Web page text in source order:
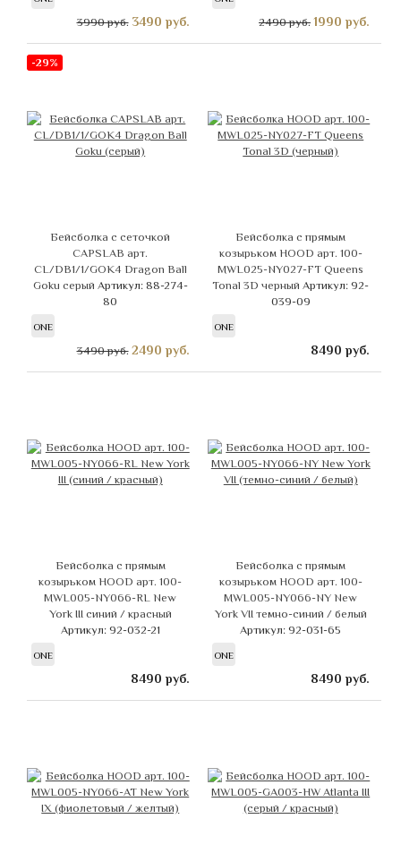
3990 руб. 3490 руб. 2490 руб. 1990 руб.
-29%
Бейсболка с сеточкой
CAPSLAB арт.
CL/DB1/1/GOK4 Dragon Ball
Goku серый Артикул: 88-274-
80
ONE
3490 руб. 2490 руб.
Бейсболка с прямым
козырьком HOOD арт. 100-
MWL025-NY027-FT Queens
Tonal 3D черныйАртикул: 92-
039-09
ONE
8490 руб.
Бейсболка с прямым
козырьком HOOD арт. 100-
MWL005-NY066-RL New
York III синий / красный
Артикул: 92-032-21
ONE
8490 руб.
Бейсболка с прямым
козырьком HOOD арт. 100-
MWL005-NY066-NY New
York VII темно-синий / белый
Артикул: 92-031-65
ONE
8490 руб.